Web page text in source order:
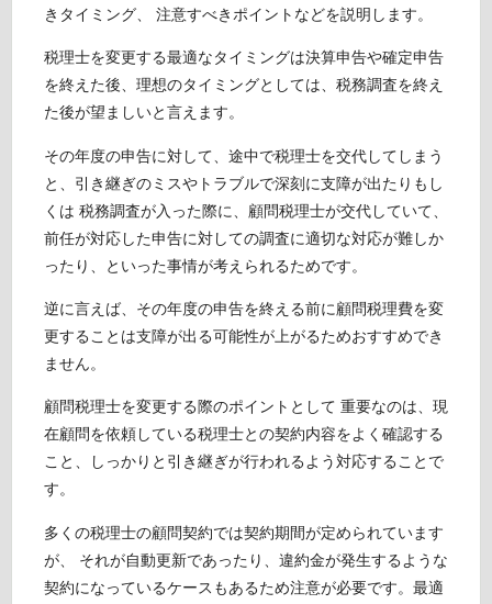
きタイミング、 注意すべきポイントなどを説明します。
税理士を変更する最適なタイミングは決算申告や確定申告
を終えた後、理想のタイミングとしては、税務調査を終え
た後が望ましいと言えます。
その年度の申告に対して、途中で税理士を交代してしまう
と、引き継ぎのミスやトラブルで深刻に支障が出たりもし
くは 税務調査が入った際に、顧問税理士が交代していて、
前任が対応した申告に対しての調査に適切な対応が難しか
ったり、といった事情が考えられるためです。
逆に言えば、その年度の申告を終える前に顧問税理費を変
更することは支障が出る可能性が上がるためおすすめでき
ません。
顧問税理士を変更する際のポイントとして 重要なのは、現
在顧問を依頼している税理士との契約内容をよく確認する
こと、しっかりと引き継ぎが行われるよう対応することで
す。
多くの税理士の顧問契約では契約期間が定められています
が、 それが自動更新であったり、違約金が発生するような
契約になっているケースもあるため注意が必要です。最適